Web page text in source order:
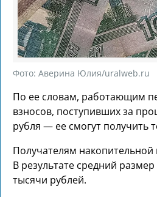
Фото: Аверина Юлия/uralweb.ru
По ее словам, работающим
взносов, поступивших за
рубля — ее смогут получить
Получателям
В результате средний
тысячи рублей.